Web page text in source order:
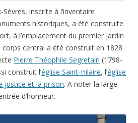
inscrite à l’inventaire
historiques, a été construite
à l’emplacement du premier jardin
corps central a été construit en 1828
Pierre Théophile Segretain (1798-
construit l’église Saint-Hilaire, l’église
justice et la prison. A noter la large
d’honneur.